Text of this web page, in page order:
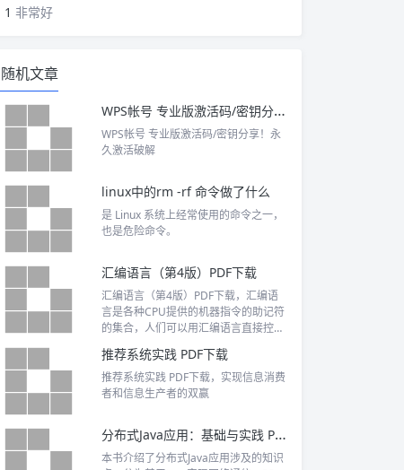
1 非常好
随机文章
WPS帐号 专业版激活码/密钥分享！永久激活破解
WPS帐号 专业版激活码/密钥分享！永
久激活破解
linux中的rm -rf 命令做了什么
是 Linux 系统上经常使用的命令之一，
也是危险命令。
汇编语言（第4版）PDF下载
汇编语言（第4版）PDF下载，汇编语
言是各种CPU提供的机器指令的助记符
的集合，人们可以用汇编语言直接控制
关课程
推荐系统实践 PDF下载
推荐系统实践 PDF下载，实现信息消费
者和信息生产者的双赢
分布式Java应用：基础与实践 PDF下载
本书介绍了分布式Java应用涉及的知识